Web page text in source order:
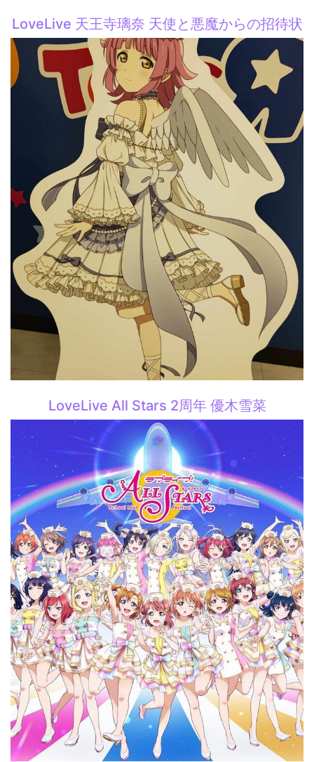
LoveLive 天王寺璃奈 天使と悪魔からの招待状
LoveLive All Stars 2周年 優木雪菜